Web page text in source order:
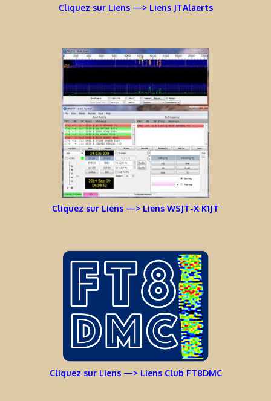
Cliquez sur Liens —> Liens JTAlaerts
Cliquez sur Liens —> Liens WSJT-X K1JT
Cliquez sur Liens —> Liens Club FT8DMC